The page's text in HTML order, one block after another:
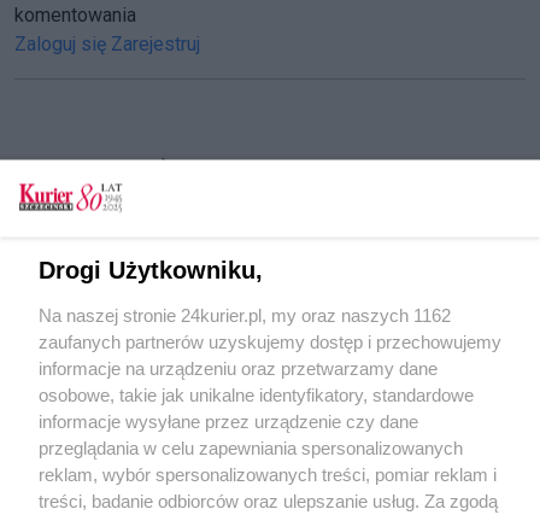
komentowania
Zaloguj się Zarejestruj
CZYTAJ TAKŻE
Młodzi artyści zaprezentują swoje prace. MOK
Grali w kapsle i robili wielkie bańki mydlane
Policka „Calineczka” się kurczy. Rodzice: To
wygaszanie przedszkola?
POGODA
21℃
Drogi Użytkowniku,
Na naszej stronie 24kurier.pl, my oraz naszych 1162
zaufanych partnerów uzyskujemy dostęp i przechowujemy
informacje na urządzeniu oraz przetwarzamy dane
osobowe, takie jak unikalne identyfikatory, standardowe
informacje wysyłane przez urządzenie czy dane
przeglądania w celu zapewniania spersonalizowanych
reklam, wybór spersonalizowanych treści, pomiar reklam i
treści, badanie odbiorców oraz ulepszanie usług. Za zgodą